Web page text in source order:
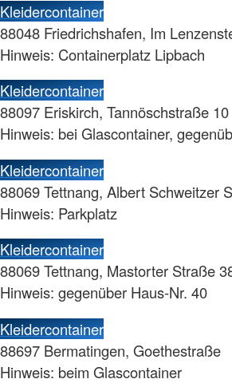
Kleidercontainer
88048 Friedrichshafen, Im
Hinweis: Containerplatz Lipbach
Kleidercontainer
88097 Eriskirch, Tannöschstraße 10
Hinweis: bei Glascontainer,
Kleidercontainer
88069 Tettnang, Albert Schweitzer
Hinweis: Parkplatz
Kleidercontainer
88069 Tettnang, Mastorter Straße
Hinweis: gegenüber Haus-Nr. 40
Kleidercontainer
88697 Bermatingen, Goethestraße
Hinweis: beim Glascontainer